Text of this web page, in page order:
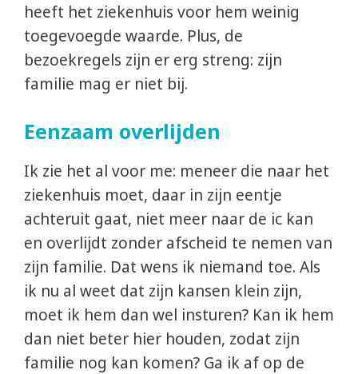
heeft het ziekenhuis voor hem weinig
toegevoegde waarde. Plus, de
bezoekregels zijn er erg streng: zijn
familie mag er niet bij.
Eenzaam overlijden
Ik zie het al voor me: meneer die naar het
ziekenhuis moet, daar in zijn eentje
achteruit gaat, niet meer naar de ic kan
en overlijdt zonder afscheid te nemen van
zijn familie. Dat wens ik niemand toe. Als
ik nu al weet dat zijn kansen klein zijn,
moet ik hem dan wel insturen? Kan ik hem
dan niet beter hier houden, zodat zijn
familie nog kan komen? Ga ik af op de